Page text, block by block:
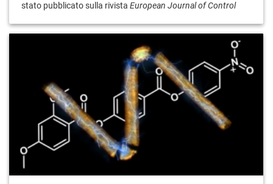
stato pubblicato sulla rivista European Journal of Control